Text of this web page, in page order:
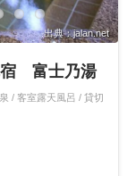
出典：jalan.net
富士乃湯
/ 客室露天風呂 / 貸切